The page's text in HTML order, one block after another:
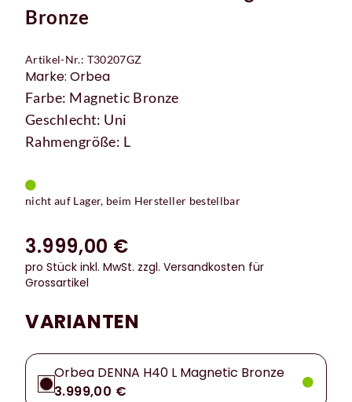
Bronze
Artikel-Nr.: T30207GZ
Marke: Orbea
Farbe: Magnetic Bronze
Geschlecht: Uni
Rahmengröße: L
nicht auf Lager, beim Hersteller bestellbar
3.999,00 €
pro Stück inkl. MwSt. zzgl. Versandkosten für
Grossartikel
VARIANTEN
Orbea DENNA H40 L Magnetic Bronze
3.999,00 €